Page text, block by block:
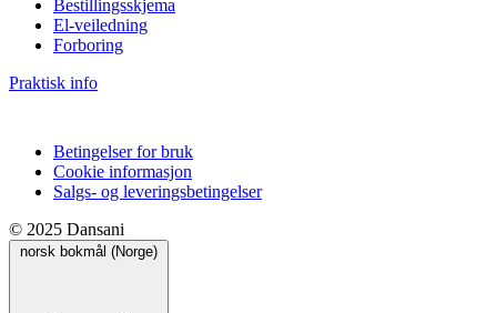
Bestillingsskjema
El-veiledning
Forboring
Praktisk info
Betingelser for bruk
Cookie informasjon
Salgs- og leveringsbetingelser
© 2025 Dansani
norsk bokmål (Norge)